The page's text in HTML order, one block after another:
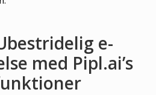
e-
med Pipl.ai’s